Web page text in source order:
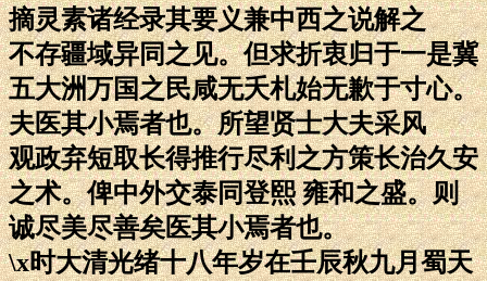
摘灵素诸经录其要义兼中西之说解之
不存疆域异同之见。但求折衷归于一是冀
五大洲万国之民咸无夭札始无歉于寸心。
夫医其小焉者也。所望贤士大夫采风
观政弃短取长得推行尽利之方策长治久安
之术。俾中外交泰同登熙 雍和之盛。则
诚尽美尽善矣医其小焉者也。
\x时大清光绪十八年岁在壬辰秋九月蜀天